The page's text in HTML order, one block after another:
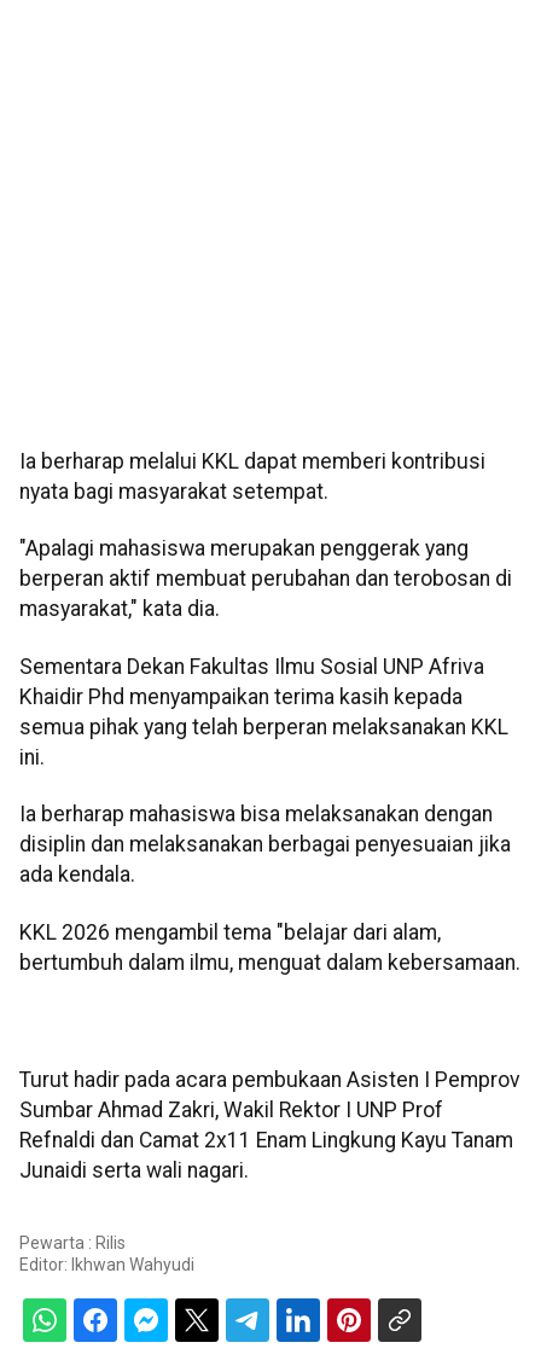
Ia berharap melalui KKL dapat memberi kontribusi
nyata bagi masyarakat setempat.
"Apalagi mahasiswa merupakan penggerak yang
berperan aktif membuat perubahan dan terobosan di
masyarakat," kata dia.
Sementara Dekan Fakultas Ilmu Sosial UNP Afriva
Khaidir Phd menyampaikan terima kasih kepada
semua pihak yang telah berperan melaksanakan KKL
ini.
Ia berharap mahasiswa bisa melaksanakan dengan
disiplin dan melaksanakan berbagai penyesuaian jika
ada kendala.
KKL 2026 mengambil tema "belajar dari alam,
bertumbuh dalam ilmu, menguat dalam kebersamaan.
Turut hadir pada acara pembukaan Asisten I Pemprov
Sumbar Ahmad Zakri, Wakil Rektor I UNP Prof
Refnaldi dan Camat 2x11 Enam Lingkung Kayu Tanam
Junaidi serta wali nagari.
Pewarta : Rilis
Editor: Ikhwan Wahyudi